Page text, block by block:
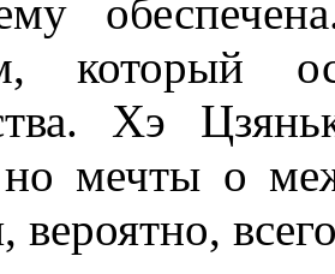
который
Хэ
мечты о
вероятно,